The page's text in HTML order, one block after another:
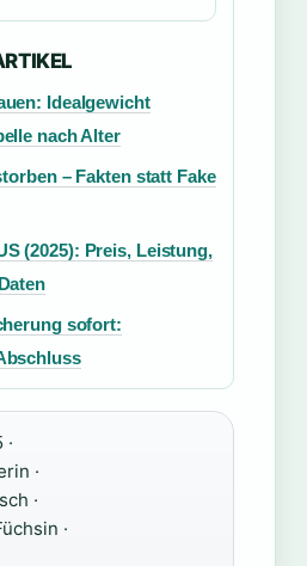
Idealgewicht
nach Alter
– Fakten statt Fake
(2025): Preis, Leistung,
sofort:
·
·
·